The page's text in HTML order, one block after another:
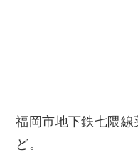
福岡市地下鉄七隈
ど。